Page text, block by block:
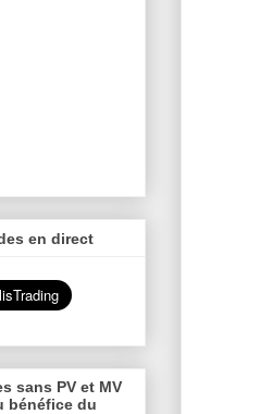
en direct
sans PV et MV
bénéfice du